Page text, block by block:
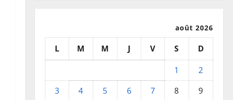
août 2026
L M M J V S
D
1
2
3
4 5 6 7 8
9